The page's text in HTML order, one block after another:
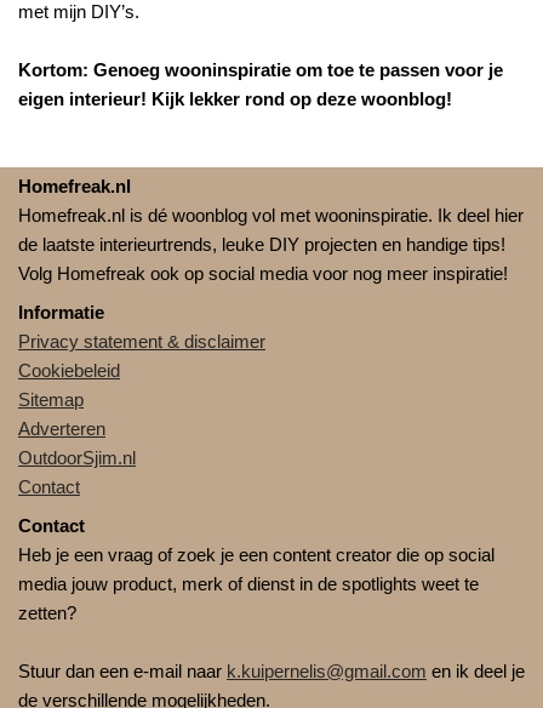
met mijn DIY’s.
Kortom: Genoeg wooninspiratie om toe te passen voor je
eigen interieur! Kijk lekker rond op deze woonblog!
Homefreak.nl
Homefreak.nl is dé woonblog vol met wooninspiratie. Ik deel hier
de laatste interieurtrends, leuke DIY projecten en handige tips!
Volg Homefreak ook op social media voor nog meer inspiratie!
Informatie
Privacy statement & disclaimer
Cookiebeleid
Sitemap
Adverteren
OutdoorSjim.nl
Contact
Contact
Heb je een vraag of zoek je een content creator die op social
media jouw product, merk of dienst in de spotlights weet te
zetten?
Stuur dan een e-mail naar k.kuipernelis@gmail.com en ik deel je
de verschillende mogelijkheden.